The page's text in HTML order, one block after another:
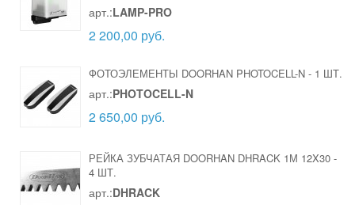
арт.:LAMP-PRO
2 200,00 руб.
ФОТОЭЛЕМЕНТЫ DOORHAN PHOTOCELL-N - 1 ШТ.
арт.:PHOTOCELL-N
2 650,00 руб.
РЕЙКА ЗУБЧАТАЯ DOORHAN DHRACK 1М 12X30 -
4 ШТ.
арт.:DHRACK